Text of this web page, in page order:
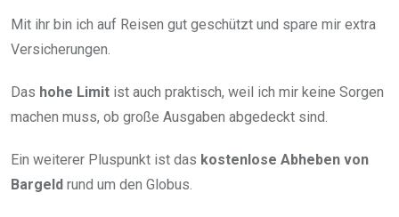
Mit ihr bin ich auf Reisen gut geschützt und spare mir extra
Versicherungen.
Das hohe Limit ist auch praktisch, weil ich mir keine Sorgen
machen muss, ob große Ausgaben abgedeckt sind.
Ein weiterer Pluspunkt ist das kostenlose Abheben von
Bargeld rund um den Globus.